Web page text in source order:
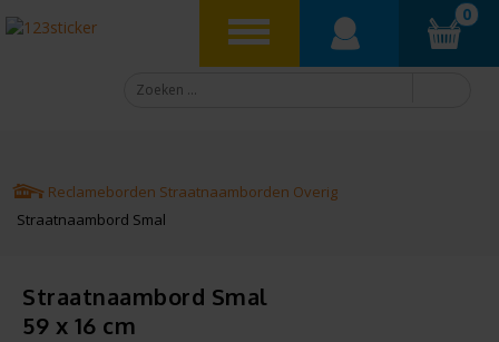
0
Reclameborden Straatnaamborden Overig
Straatnaambord Smal
Straatnaambord Smal
59 x 16 cm